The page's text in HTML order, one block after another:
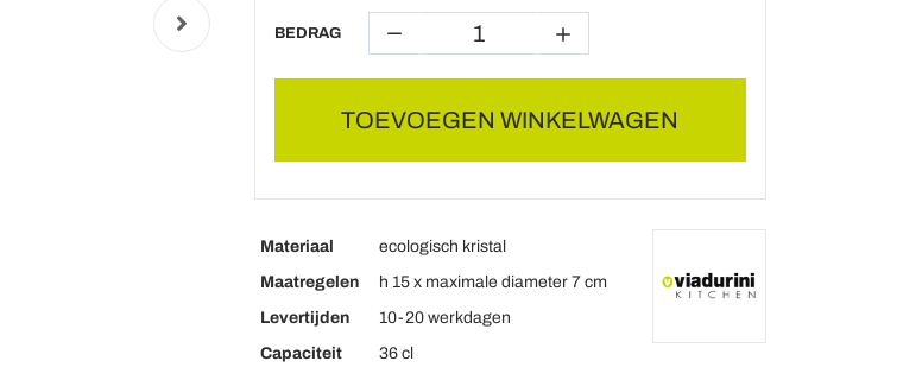
BEDRAG
TOEVOEGEN WINKELWAGEN
Materiaal
ecologisch kristal
Maatregelen
h 15 x maximale diameter 7 cm
Levertijden
10-20 werkdagen
Capaciteit
36 cl